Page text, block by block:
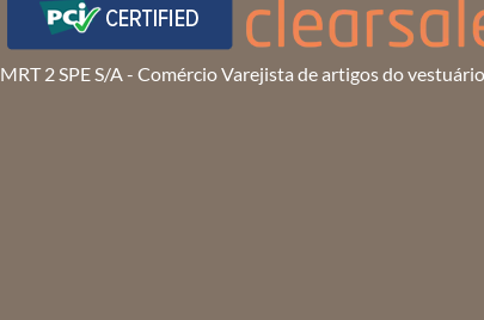
MRT 2 SPE S/A - Comércio Varejista de artigos do